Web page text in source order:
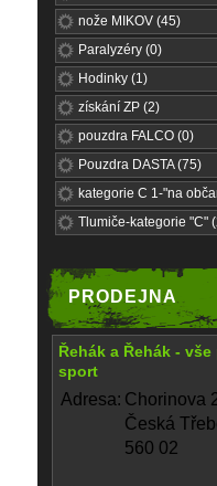
nože MIKOV (45)
Paralyzéry (0)
Hodinky (1)
získání ZP (2)
pouzdra FALCO (0)
Pouzdra DASTA (75)
kategorie C 1-"na
Tlumiče-kategorie "C"
PRODEJNA
Řehák a Řehák -
sport
Adresa: Chorinova
Česká
560 02